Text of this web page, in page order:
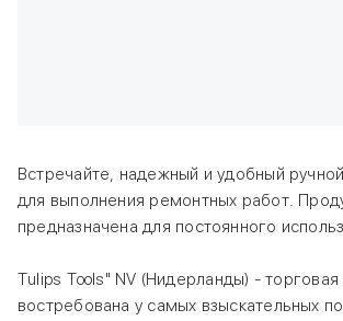
Встречайте, надежный и удобный
для выполнения ремонтных работ.
предназначена для постоянного
Tulips Tools" NV (Нидерланды) -
востребована у самых взыскательных